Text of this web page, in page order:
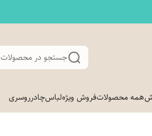
جستجو در محصولات
همه محصولاتفروش ویژهلباسچادرروسری